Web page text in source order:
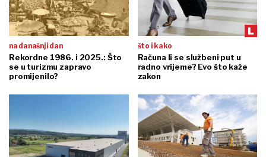
na današnji dan
Rekordne 1986. i 2025.: Što
se u turizmu zapravo
promijenilo?
što i kako
Računa li se službeni put u
radno vrijeme? Evo što kaže
zakon